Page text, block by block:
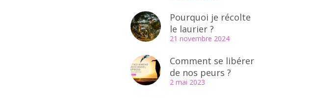
Pourquoi je récolte
le laurier ?
21 novembre 2024
Comment se libérer
de nos peurs ?
2 mai 2023